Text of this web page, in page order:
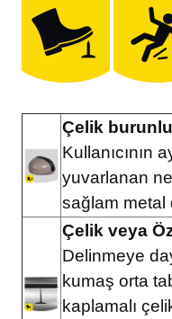
Çelik
Kullanıcının
yuvarlanan
sağlam metal
Çelik veya
Delinmeye
kumaş orta
kaplamalı